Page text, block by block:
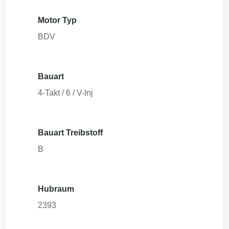
Motor Typ
BDV
Bauart
4-Takt / 6 / V-Inj
Bauart Treibstoff
B
Hubraum
2393